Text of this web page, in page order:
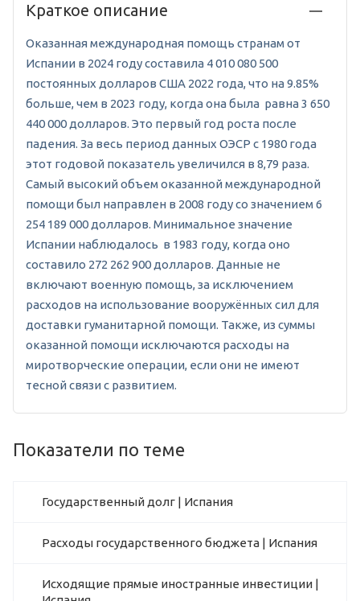
Краткое описание
Оказанная международная помощь странам от
Испании в 2024 году составила 4 010 080 500
постоянных долларов США 2022 года, что на 9.85%
больше, чем в 2023 году, когда она была равна 3 650
440 000 долларов. Это первый год роста после
падения. За весь период данных ОЭСР с 1980 года
этот годовой показатель увеличился в 8,79 раза.
Самый высокий объем оказанной международной
помощи был направлен в 2008 году со значением 6
254 189 000 долларов. Минимальное значение
Испании наблюдалось в 1983 году, когда оно
составило 272 262 900 долларов. Данные не
включают военную помощь, за исключением
расходов на использование вооружённых сил для
доставки гуманитарной помощи. Также, из суммы
оказанной помощи исключаются расходы на
миротворческие операции, если они не имеют
тесной связи с развитием.
Показатели по теме
Государственный долг | Испания
Расходы государственного бюджета | Испания
Исходящие прямые иностранные инвестиции |